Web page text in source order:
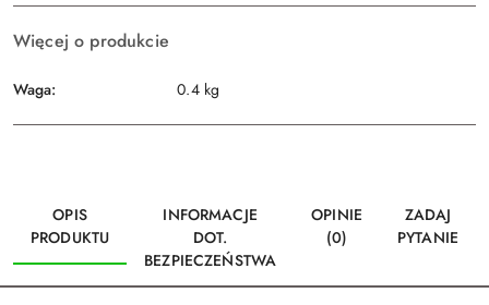
Więcej o produkcie
Waga: 0.4 kg
OPIS
PRODUKTU
INFORMACJE
DOT.
BEZPIECZEŃSTWA
OPINIE
(0)
ZADAJ
PYTANIE